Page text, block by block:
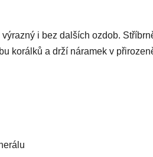
i bez dalších ozdob.
korálků a drží náramek v